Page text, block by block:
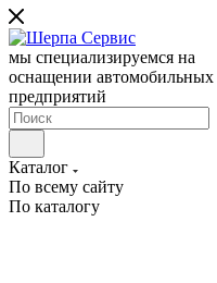
мы специализируемся на
оснащении
предприятий
Каталог
По всему сайту
По каталогу